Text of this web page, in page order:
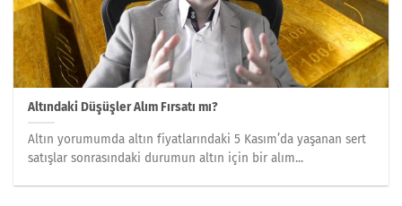
Altındaki Düşüşler Alım Fırsatı mı?
Altın yorumumda altın fiyatlarındaki 5 Kasım’da yaşanan sert
satışlar sonrasındaki durumun altın için bir alım...